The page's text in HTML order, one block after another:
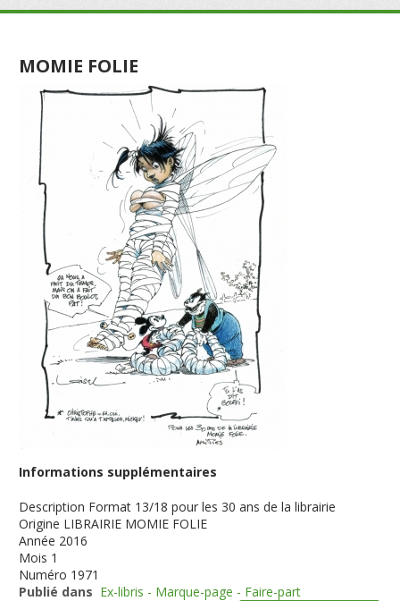
MOMIE FOLIE
Informations supplémentaires
Description Format 13/18 pour les 30 ans de la librairie
Origine LIBRAIRIE MOMIE FOLIE
Année 2016
Mois 1
Numéro 1971
Publié dans Ex-libris - Marque-page - Faire-part